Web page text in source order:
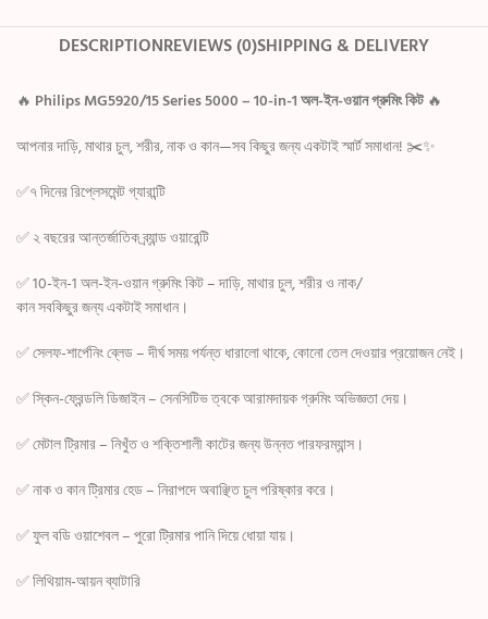
DESCRIPTIONREVIEWS (0)SHIPPING & DELIVERY
🔥 Philips MG5920/15 Series 5000 – 10-in-1 অল-ইন-ওয়ান গ্রুমিং কিট 🔥
আপনার দাড়ি, মাথার চুল, শরীর, নাক ও কান—সব কিছুর জন্য একটাই স্মার্ট সমাধান! ✂️✨
✅৭ দিনের রিপ্লেসমেন্ট গ্যারান্টি
✅ ২ বছরের আন্তর্জাতিক ব্র্যান্ড ওয়ারেন্টি
✅ 10-ইন-1 অল-ইন-ওয়ান গ্রুমিং কিট – দাড়ি, মাথার চুল, শরীর ও নাক/
কান সবকিছুর জন্য একটাই সমাধান।
✅ সেলফ-শার্পেনিং ব্লেড – দীর্ঘ সময় পর্যন্ত ধারালো থাকে, কোনো তেল দেওয়ার প্রয়োজন নেই।
✅ স্কিন-ফ্রেন্ডলি ডিজাইন – সেনসিটিভ ত্বকে আরামদায়ক গ্রুমিং অভিজ্ঞতা দেয়।
✅ মেটাল ট্রিমার – নিখুঁত ও শক্তিশালী কাটের জন্য উন্নত পারফরম্যান্স।
✅ নাক ও কান ট্রিমার হেড – নিরাপদে অবাঞ্ছিত চুল পরিষ্কার করে।
✅ ফুল বডি ওয়াশেবল – পুরো ট্রিমার পানি দিয়ে ধোয়া যায়।
✅ লিথিয়াম-আয়ন ব্যাটারি